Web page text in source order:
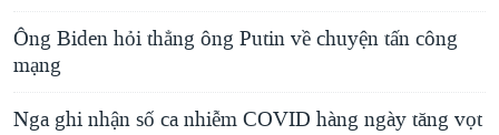
Ông Biden hỏi thẳng ông Putin về chuyện tấn công
mạng
Nga ghi nhận số ca nhiễm COVID hàng ngày tăng vọt